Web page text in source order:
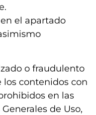
el apartado
o fraudulento
los contenidos con
en las
de Uso,